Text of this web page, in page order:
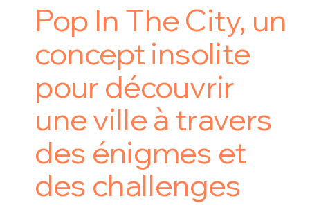
Pop In The City, un
concept insolite
pour découvrir
une ville à travers
des énigmes et
des challenges